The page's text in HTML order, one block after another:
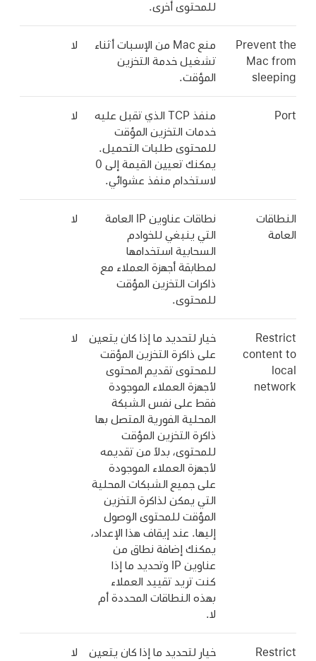
للمحتوى أخرى.
Prevent the
Mac from
sleeping
منع Mac من الإسبات أثناء
تشغيل خدمة التخزين
المؤقت.
لا
Port
منفذ TCP الذي تقبل عليه
خدمات التخزين المؤقت
للمحتوى طلبات التحميل.
يمكنك تعيين القيمة إلى 0
لاستخدام منفذ عشوائي.
لا
النطاقات
العامة
نطاقات عناوين IP العامة
التي ينبغي للخوادم
السحابية استخدامها
لمطابقة أجهزة العملاء مع
ذاكرات التخزين المؤقت
للمحتوى.
لا
Restrict
content to
local
network
خيار لتحديد ما إذا كان يتعين
على ذاكرة التخزين المؤقت
للمحتوى تقديم المحتوى
لأجهزة العملاء الموجودة
فقط على نفس الشبكة
المحلية الفورية المتصل بها
ذاكرة التخزين المؤقت
للمحتوى، بدلاً من تقديمه
لأجهزة العملاء الموجودة
على جميع الشبكات المحلية
التي يمكن لذاكرة التخزين
المؤقت للمحتوى الوصول
إليها. عند إيقاف هذا الإعداد،
يمكنك إضافة نطاق من
عناوين IP وتحديد ما إذا
كنت تريد تقييد العملاء
بهذه النطاقات المحددة أم
لا.
لا
Restrict
خيار لتحديد ما إذا كان يتعين
لا